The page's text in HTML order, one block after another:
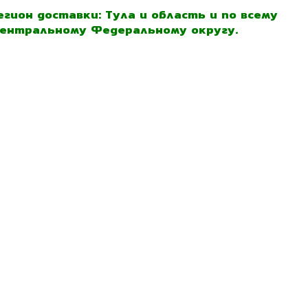
доставки: Тула и область и по всему
Федеральному округу.